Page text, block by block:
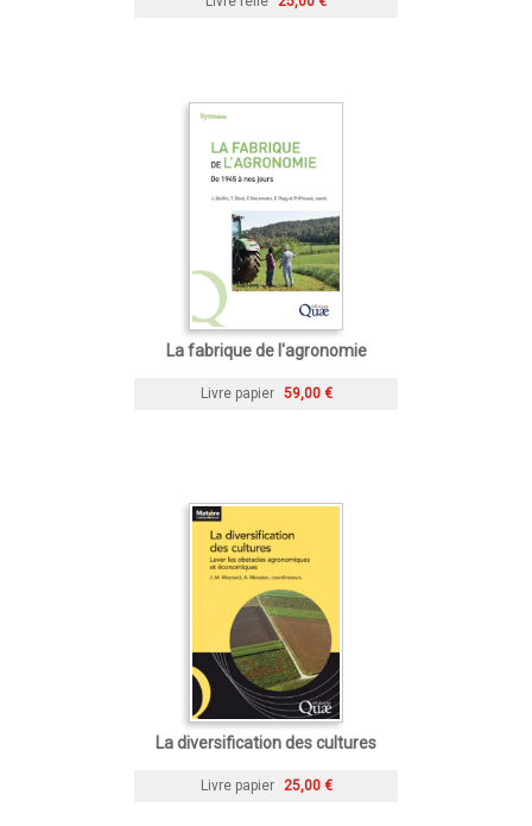
La fabrique de l'agronomie
Livre papier 59,00 €
La diversification des cultures
Livre papier 25,00 €